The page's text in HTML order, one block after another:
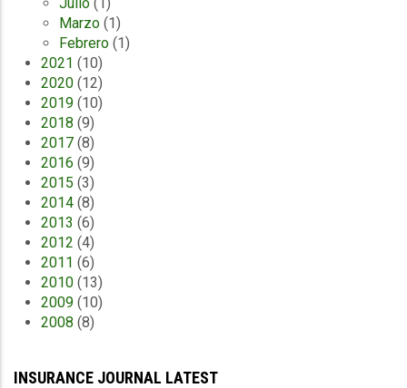
Marzo (1)
Febrero (1)
2021 (10)
2020 (12)
2019 (10)
2018 (9)
2017 (8)
2016 (9)
2015 (3)
2014 (8)
2013 (6)
2012 (4)
2011 (6)
2010 (13)
2009 (10)
2008 (8)
INSURANCE JOURNAL LATEST